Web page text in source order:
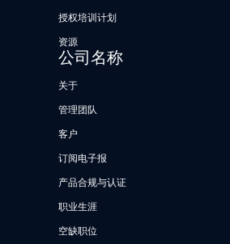
授权培训计划
资源
公司名称
关于
管理团队
客户
订阅电子报
产品合规与认证
职业生涯
空缺职位